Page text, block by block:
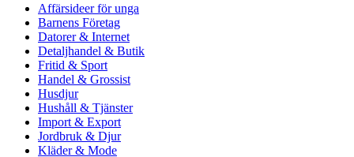
Affärsideer för unga
Barnens Företag
Datorer & Internet
Detaljhandel & Butik
Fritid & Sport
Handel & Grossist
Husdjur
Hushåll & Tjänster
Import & Export
Jordbruk & Djur
Kläder & Mode